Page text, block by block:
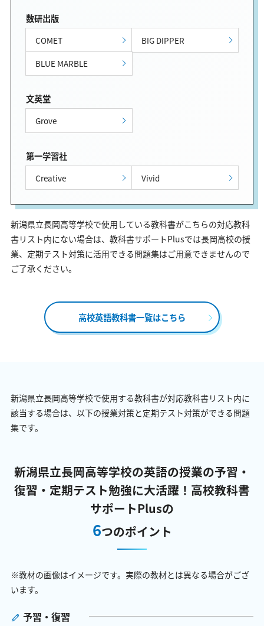
数研出版
COMET
BIG DIPPER
BLUE MARBLE
文英堂
Grove
第一学習社
Creative Vivid
新潟県立長岡高等学校で使用している教科書がこちらの対応教科
書リスト内にない場合は、教科書サポートPlusでは長岡高校の授
業、定期テスト対策に活用できる問題集はご用意できませんので
ご了承ください。
高校英語教科書一覧はこちら
新潟県立長岡高等学校で使用する教科書が対応教科書リスト内に
該当する場合は、以下の授業対策と定期テスト対策ができる問題
集です。
新潟県立長岡高等学校の英語の授業の予習・
復習・定期テスト勉強に大活躍！ 高校教科書
サポートPlusの
6つのポイント
※教材の画像はイメージです。実際の教材とは異なる場合がござ
います。
予習・復習